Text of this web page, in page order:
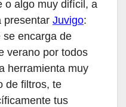
o algo muy difícil, a
presentar Juvigo:
se encarga de
verano por todos
herramienta muy
de filtros, te
tus